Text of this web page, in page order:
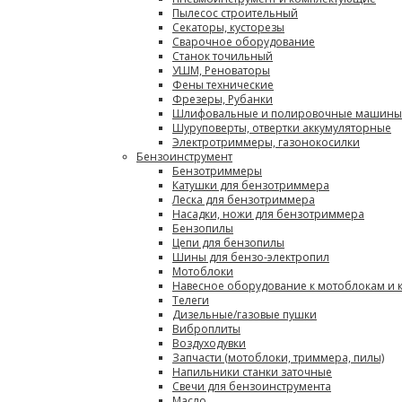
Пылесос строительный
Секаторы, кусторезы
Сварочное оборудование
Станок точильный
УШМ, Реноваторы
Фены технические
Фрезеры, Рубанки
Шлифовальные и полировочные машины
Шуруповерты, отвертки аккумуляторные
Электротриммеры, газонокосилки
Бензоинструмент
Бензотриммеры
Катушки для бензотриммера
Леска для бензотриммера
Насадки, ножи для бензотриммера
Бензопилы
Цепи для бензопилы
Шины для бензо-электропил
Мотоблоки
Навесное оборудование к мотоблокам и
Телеги
Дизельные/газовые пушки
Виброплиты
Воздуходувки
Запчасти (мотоблоки, триммера, пилы)
Напильники станки заточные
Свечи для бензоинструмента